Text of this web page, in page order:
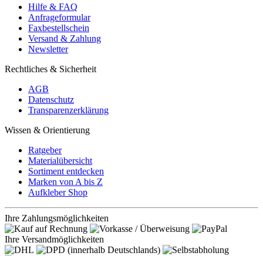
Hilfe & FAQ
Anfrageformular
Faxbestellschein
Versand & Zahlung
Newsletter
Rechtliches & Sicherheit
AGB
Datenschutz
Transparenzerklärung
Wissen & Orientierung
Ratgeber
Materialübersicht
Sortiment entdecken
Marken von A bis Z
Aufkleber Shop
Ihre Zahlungsmöglichkeiten
Ihre Versandmöglichkeiten